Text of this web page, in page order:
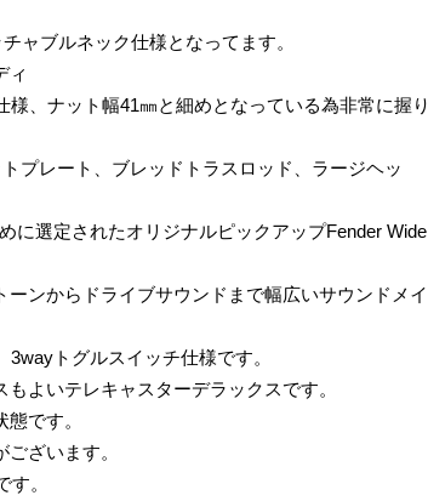
ャブルネック仕様となってます。
ィ
、ナット幅41㎜と細めとなっている為非常に握り
プレート、ブレッドトラスロッド、ラージヘッ
に選定されたオリジナルピックアップFender Wide
ンからドライブサウンドまで幅広いサウンドメイ
トグルスイッチ仕様です。
よいテレキャスターデラックスです。
です。
ざいます。
。